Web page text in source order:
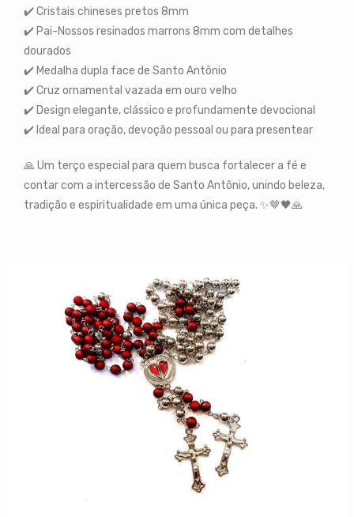
✔️ Cristais chineses pretos 8mm
✔️ Pai-Nossos resinados marrons 8mm com detalhes
dourados
✔️ Medalha dupla face de Santo Antônio
✔️ Cruz ornamental vazada em ouro velho
✔️ Design elegante, clássico e profundamente devocional
✔️ Ideal para oração, devoção pessoal ou para presentear
🙏 Um terço especial para quem busca fortalecer a fé e
contar com a intercessão de Santo Antônio, unindo beleza,
tradição e espiritualidade em uma única peça. ✨🤎🖤🙏